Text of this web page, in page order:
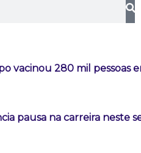
vacinou 280 mil pessoas
pausa na carreira neste